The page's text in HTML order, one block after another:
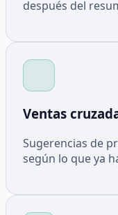
después del
Ventas
Sugerencias de
según lo que ya